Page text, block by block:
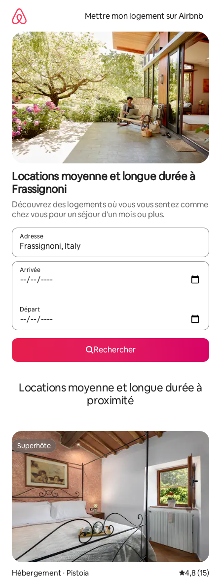
directement
contenu
Mettre mon logement sur Airbnb
Locations moyenne et longue durée à
Frassignoni
Découvrez des logements où vous vous sentez comme
chez vous pour un séjour d'un mois ou plus.
Adresse
Lorsque les résultats s'affichent, utilisez les flèches vers le
Arrivée
Départ
Rechercher
Locations moyenne et longue durée à
proximité
Superhôte
Superhôte
Hébergement ⋅ Pistoia Évaluation
4,8 (15)